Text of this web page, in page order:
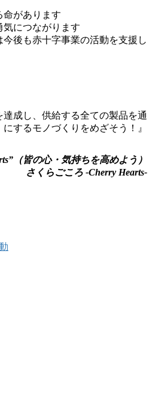
があります
につながります
後も赤十字事業の活動を支援し
達成し、供給する全ての製品を通
するモノづくりをめざそう！』
（皆の心・気持ちを高めよう）
さくらごころ -Cherry Hearts-